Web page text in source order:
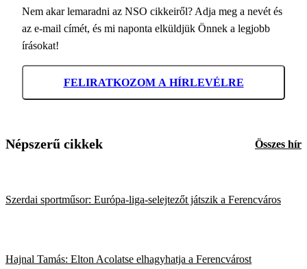
Nem akar lemaradni az NSO cikkeiről? Adja meg a nevét és
az e-mail címét, és mi naponta elküldjük Önnek a legjobb
írásokat!
FELIRATKOZOM A HÍRLEVÉLRE
Népszerű cikkek Összes hír
Szerdai sportműsor: Európa-liga-selejtezőt játszik a Ferencváros
Hajnal Tamás: Elton Acolatse elhagyhatja a Ferencvárost